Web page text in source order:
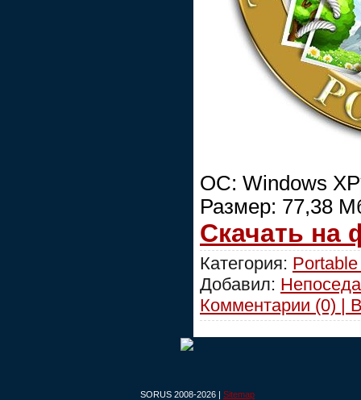
OC: Windows
Размер: 77,38
Скачать на
Категория:
Добавил: Непоседа
Комментарии (0) |
SORUS 2008-2026 | Sitemap